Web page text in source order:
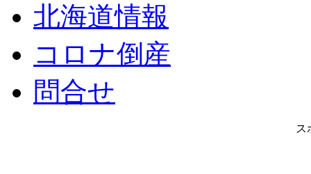
北海道情報
コロナ倒産
問合せ
ス